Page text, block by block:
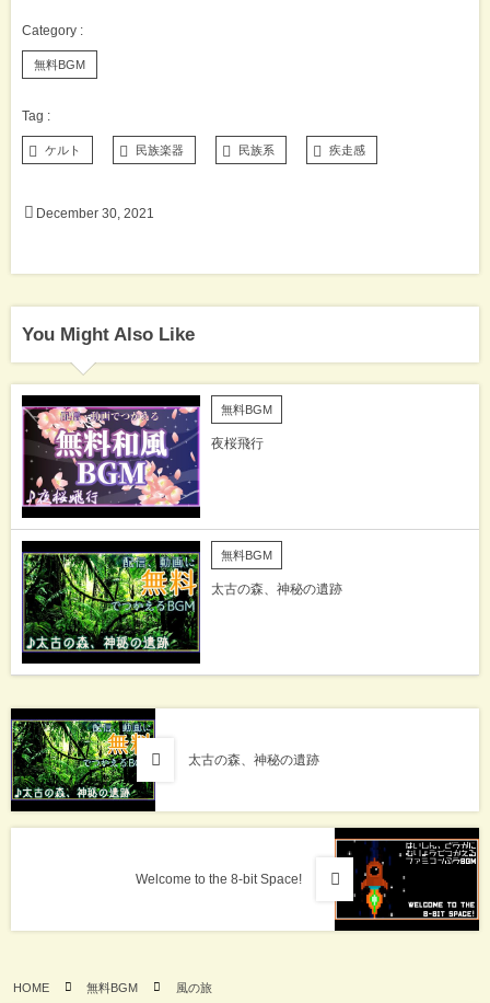
無料BGM
ケルト 民族楽器 民族系 疾走感
December 30 ,2021
You Might Also Like
無料BGM
夜桜飛行
無料BGM
太古の森、神秘の遺跡
太古の森、神秘の遺跡
Welcome to the 8-bit Space!
HOME 無料BGM 風の旅